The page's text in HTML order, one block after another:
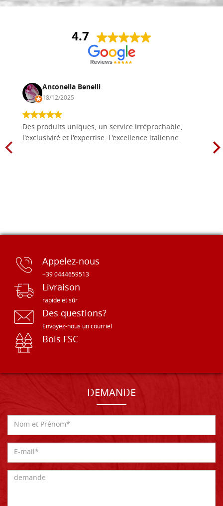
4.7
Antonella Benelli
18/12/2025
Des produits uniques, un service irréprochable,
l'exclusivité et l'expertise. L'excellence italienne.
Appelez-nous
+39 0444659513
Livraison
rapide et sûr
Des questions?
Envoyez-nous un courriel
Bois FSC
DEMANDE